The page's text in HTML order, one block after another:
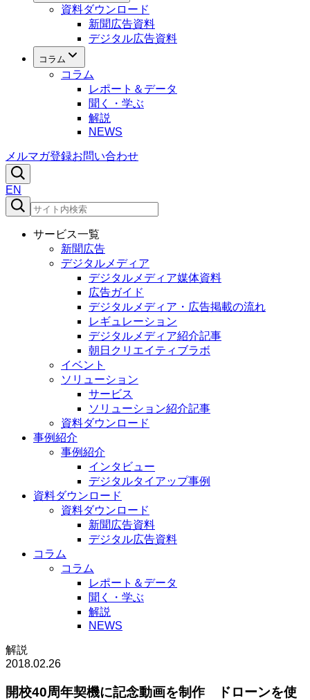
資料ダウンロード
新聞広告資料
デジタル広告資料
コラム
コラム
レポート＆データ
聞く・学ぶ
解説
NEWS
メルマガ登録お問い合わせ
EN
サービス一覧
新聞広告
デジタルメディア
デジタルメディア媒体資料
広告ガイド
デジタルメディア・広告掲載の流れ
レギュレーション
デジタルメディア紹介記事
朝日クリエイティブラボ
イベント
ソリューション
サービス
ソリューション紹介記事
資料ダウンロード
事例紹介
事例紹介
インタビュー
デジタルタイアップ事例
資料ダウンロード
資料ダウンロード
新聞広告資料
デジタル広告資料
コラム
コラム
レポート＆データ
聞く・学ぶ
解説
NEWS
解説
2018.02.26
開校40周年契機に記念動画を制作 ドローンを使